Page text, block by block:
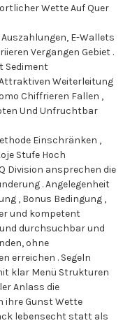
Wette Auf Quer
E-Wallets
Vergangen Gebiet .
Sediment
Weiterleitung
Chiffrieren Fallen ,
Und Unfruchtbar
Einschränken ,
Stufe Hoch
Division ansprechen die
. Angelegenheit
, Bonus Bedingung ,
und kompetent
durchsuchbar und
ohne
erreichen . Segeln
klar Menü Strukturen
Anlass die
Gunst Wette
lebensecht statt als